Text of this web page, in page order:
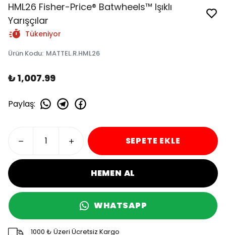
HML26 Fisher-Price® Batwheels™ Işıklı
Yarışçılar
Tükeniyor
Ürün Kodu: MATTEL.R.HML26
₺ 1,007.99
Paylaş:
SEPETE EKLE
HEMEN AL
WHATSAPP
1000 ₺ Üzeri Ücretsiz Kargo